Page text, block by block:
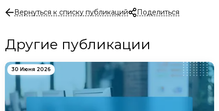
Вернуться к списку публикаций Поделиться
Другие публикации
30 Июня 2026